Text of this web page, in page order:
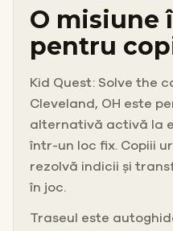
O misiune
pentru
Kid Quest: Solve the
Cleveland, OH este
alternativă activă la
într-un loc fix. Copiii
rezolvă indicii și
în joc.
Traseul este